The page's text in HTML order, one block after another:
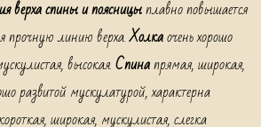
верха спины и поясницыплавно повышается
прочную линию верха.Холкаочень хорошо
высокая.Спинапрямая, широкая,
развитой мускулатурой, характерна
широкая, мускулистая, слегка